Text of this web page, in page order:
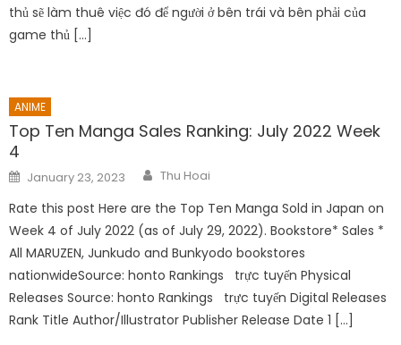
thủ sẽ làm thuê việc đó để người ở bên trái và bên phải của
game thủ […]
ANIME
Top Ten Manga Sales Ranking: July 2022 Week
4
Posted
on
January 23, 2023 Author
Thu Hoai
Rate this post Here are the Top Ten Manga Sold in Japan on
Week 4 of July 2022 (as of July 29, 2022). Bookstore* Sales *
All MARUZEN, Junkudo and Bunkyodo bookstores
nationwideSource: honto Rankings trực tuyến Physical
Releases Source: honto Rankings trực tuyến Digital Releases
Rank Title Author/Illustrator Publisher Release Date 1 […]